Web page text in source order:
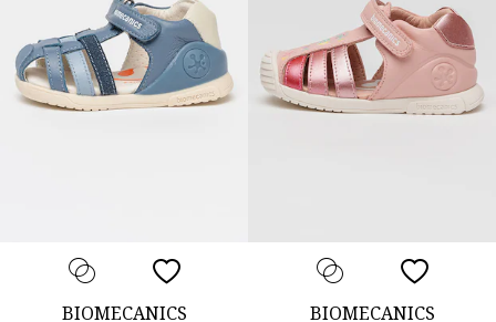
BIOMECANICS BIOMECANICS